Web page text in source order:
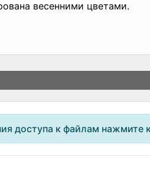
весенними цветами.
доступа к файлам нажмите